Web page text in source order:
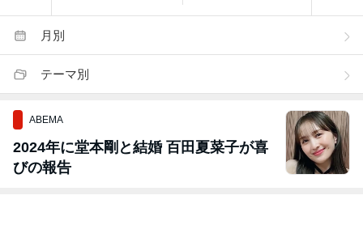
月別
テーマ別
ABEMA
2024年に堂本剛と結婚 百田夏菜子が喜
びの報告